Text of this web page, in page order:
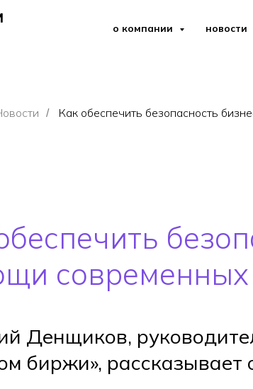
о компании новости
/ Как обеспечить безопасность
Денщиков,
биржи»,